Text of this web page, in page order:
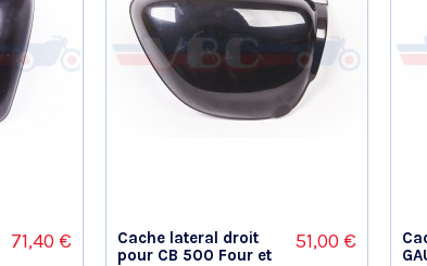
71,40 €
Cache lateral droit
pour CB 500 Four et
51,00 €